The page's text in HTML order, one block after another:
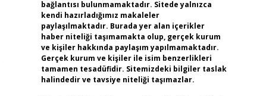
bağlantısı bulunmamaktadır. Sitede yalnızca
kendi hazırladığımız makaleler
paylaşılmaktadır. Burada yer alan içerikler
haber niteliği taşımamakta olup, gerçek kurum
ve kişiler hakkında paylaşım yapılmamaktadır.
Gerçek kurum ve kişiler ile isim benzerlikleri
tamamen tesadüfidir. Sitemizdeki bilgiler taslak
halindedir ve tavsiye niteliği taşımazlar.